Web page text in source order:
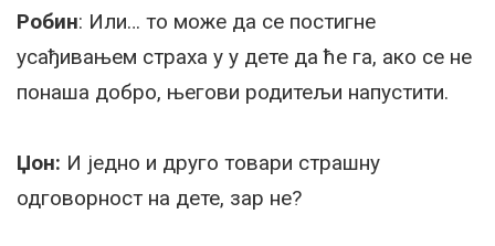
Робин: Или… то може да се постигне
усађивањем страха у у дете да ће га, ако се не
понаша добро, његови родитељи напустити.
Џон: И једно и друго товари страшну
одговорност на дете, зар не?